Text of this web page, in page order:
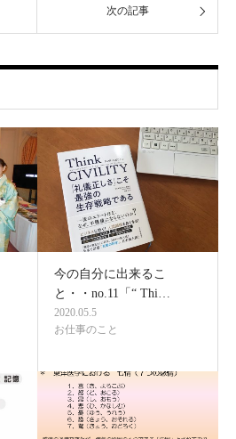
次の記事
今の自分に出来るこ
と・・no.11「“ Thi…
2020.05.5
お仕事のこと